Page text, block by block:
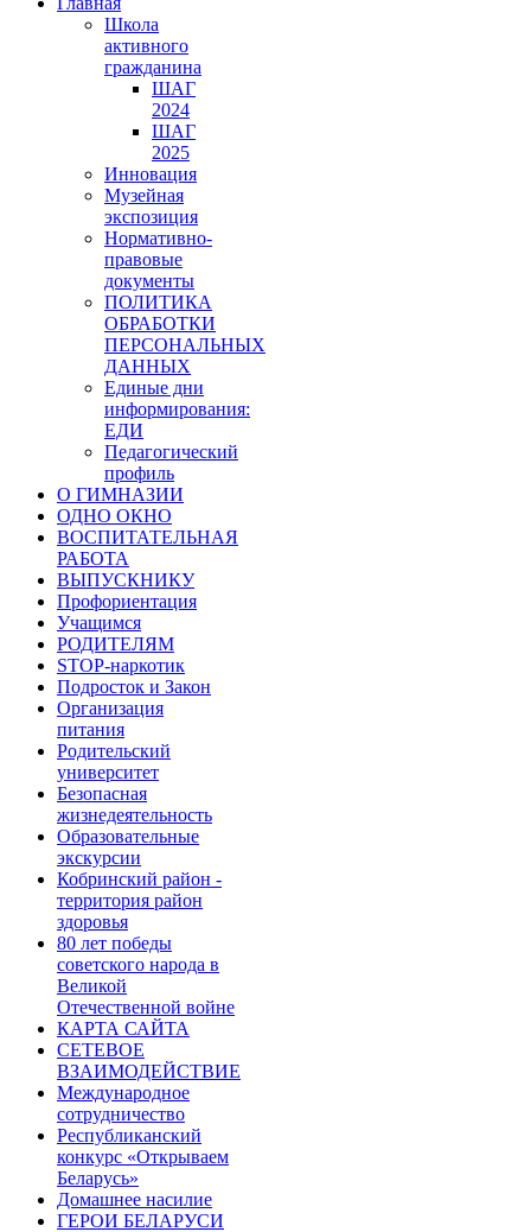
Школа
активного
гражданина
ШАГ
2024
ШАГ
2025
Инновация
Музейная
экспозиция
Нормативно-
правовые
документы
ПОЛИТИКА
ОБРАБОТКИ
ПЕРСОНАЛЬНЫХ
ДАННЫХ
Единые дни
информирования:
ЕДИ
Педагогический
профиль
О ГИМНАЗИИ
ОДНО ОКНО
ВОСПИТАТЕЛЬНАЯ
РАБОТА
ВЫПУСКНИКУ
Профориентация
Учащимся
РОДИТЕЛЯМ
STOP-наркотик
Подросток и Закон
Организация
питания
Родительский
университет
Безопасная
жизнедеятельность
Образовательные
экскурсии
Кобринский район -
территория район
здоровья
80 лет победы
советского народа в
Великой
Отечественной войне
КАРТА САЙТА
СЕТЕВОЕ
ВЗАИМОДЕЙСТВИЕ
Международное
сотрудничество
Республиканский
конкурс «Открываем
Беларусь»
Домашнее насилие
ГЕРОИ БЕЛАРУСИ